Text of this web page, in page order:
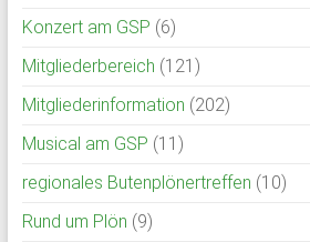
Konzert am GSP (6)
Mitgliederbereich (121)
Mitgliederinformation (202)
Musical am GSP (11)
regionales Butenplönertreffen (10)
Rund um Plön (9)